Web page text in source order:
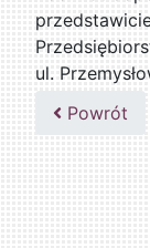
ul.
509076255
Powrót